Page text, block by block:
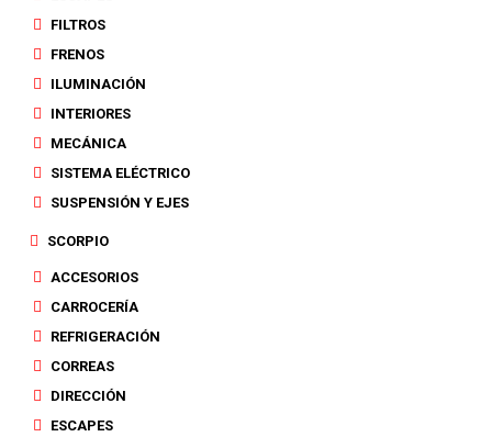
FILTROS
FRENOS
ILUMINACIÓN
INTERIORES
MECÁNICA
SISTEMA ELÉCTRICO
SUSPENSIÓN Y EJES
SCORPIO
ACCESORIOS
CARROCERÍA
REFRIGERACIÓN
CORREAS
DIRECCIÓN
ESCAPES